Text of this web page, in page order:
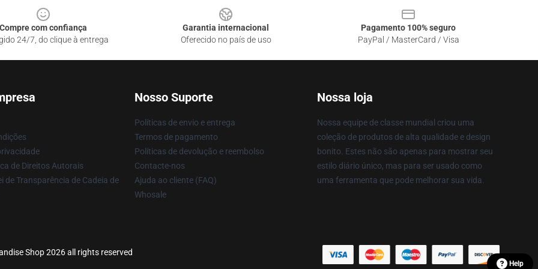
Compre com confiança
24/7, do clique à entrega
Garantia internacional
Oferecido no país de uso
Pagamento 100% seguro
PayPal / MasterCard / Visa
de Direitos Autorais
de Transparência de Cadeia de
Nosso Suporte
Políticas de envio e entrega
Termos de pagamento
Políticas de devolução e reembolso
Contacte-nos
Ajuda ao cliente (FAQ)
Whosale
Nossa loja
Nossa equipe de classe mundial criou uma
coleção de produtos de alta qualidade e design
bonito. Estes não são apenas para mostrar seu
estilo diário único, mas para ser usado como
uma ferramenta que pode melhorar sua vida.
Shop 2026 all rights reserved
Help